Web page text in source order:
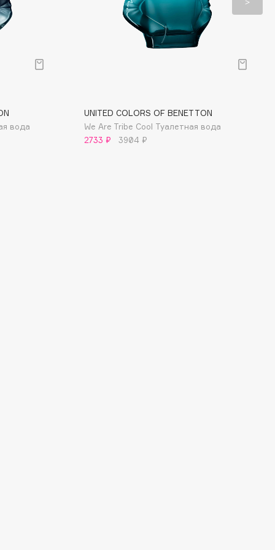
вода
UNITED COLORS OF BENETTON
We Are Tribe Cool Туалетная вода
2733 ₽
3904 ₽